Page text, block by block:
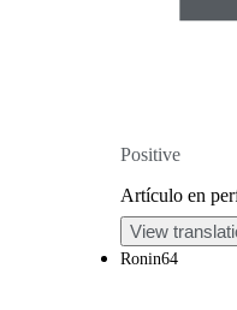
Positive
Artículo en
View
Ronin64